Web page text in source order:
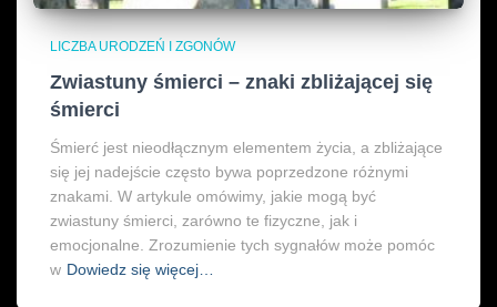
LICZBA URODZEŃ I ZGONÓW
Zwiastuny śmierci – znaki zbliżającej się
śmierci
Śmierć jest nieodłącznym elementem życia, a zbliżające
się jej nadejście często bywa poprzedzone różnymi
znakami. W artykule omówimy, jakie mogą być
zwiastuny śmierci, zarówno te fizyczne, jak i
emocjonalne. Zrozumienie tych sygnałów może pomóc
w Dowiedz się więcej…